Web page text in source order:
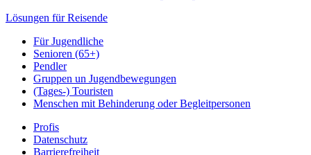
Lösungen für Reisende
Für Jugendliche
Senioren (65+)
Pendler
Gruppen un Jugendbewegungen
(Tages-) Touristen
Menschen mit Behinderung oder Begleitpersonen
Profis
Datenschutz
Barrierefreiheit